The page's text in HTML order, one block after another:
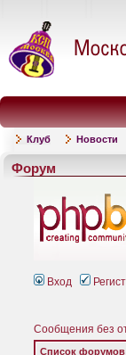
Клуб Новости
Форум
Вход
Сообщения без
Список форумов